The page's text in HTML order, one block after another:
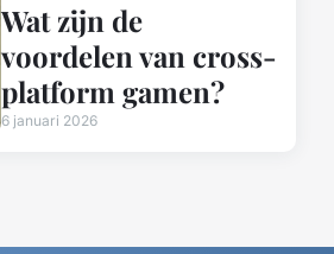
Wat zijn de
voordelen van cross-
platform gamen?
6 januari 2026